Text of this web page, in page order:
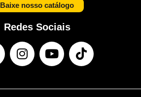
Baixe nosso catálogo
Redes Sociais